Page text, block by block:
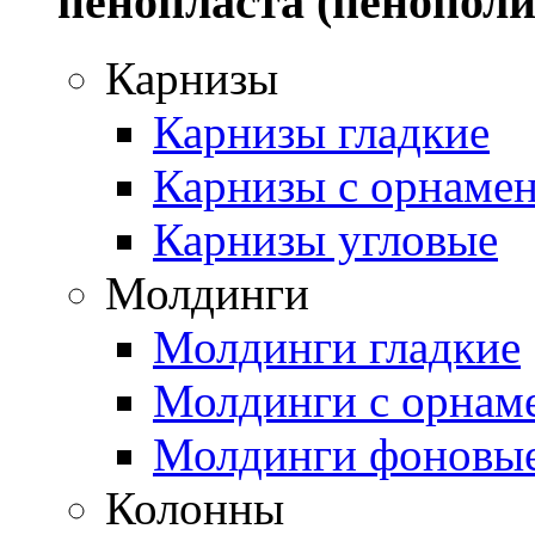
Карнизы
Карнизы гладкие
Карнизы с
Карнизы угловые
Молдинги
Молдинги гладкие
Молдинги с
Молдинги
Колонны